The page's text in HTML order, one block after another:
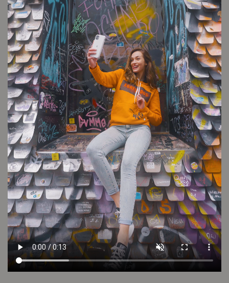
Envío sin cargo
Conocé tu talle
Cuidado de la prenda
Consultar
Otros looks que podrían interesarte